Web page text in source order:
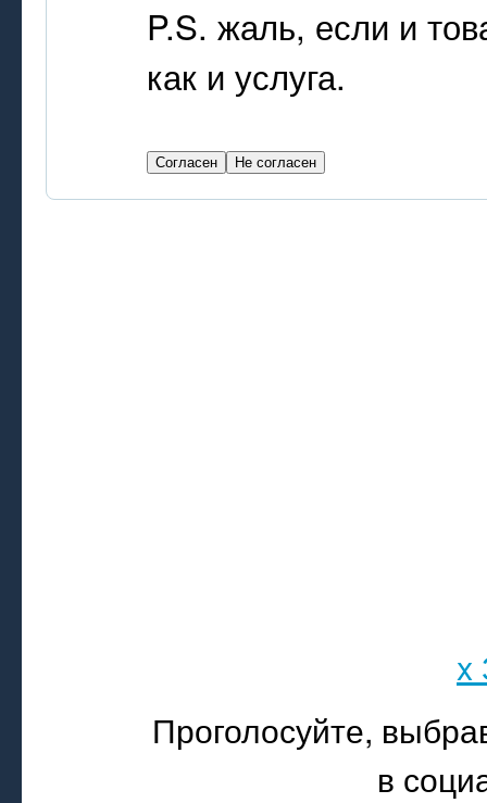
P.S. жаль, если и
как и услуга.
x
Проголосуйте,
в